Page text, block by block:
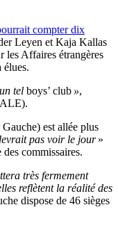
compter dix
Leyen et Kaja Kallas
les Affaires étrangères
élues.
tel boys’ club »,
est allée plus
pas voir le jour»
commissaires.
très fermement
reflètent la réalité des
dispose de 46 sièges